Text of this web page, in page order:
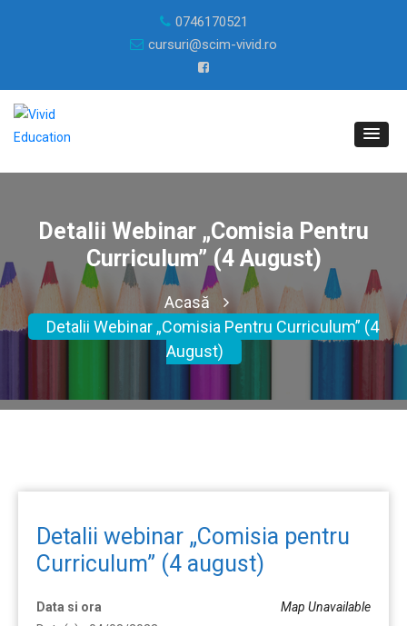
0746170521
cursuri@scim-vivid.ro
Detalii Webinar „Comisia Pentru
Curriculum” (4 August)
Acasă
Detalii Webinar „Comisia Pentru Curriculum” (4
August)
Detalii webinar „Comisia pentru
Curriculum” (4 august)
Map Unavailable
Data si ora